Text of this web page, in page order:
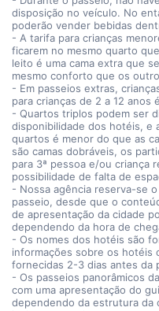
disposição no veículo. No
poderão vender bebidas
- A tarifa para crianças
ficarem no mesmo quarto
leito é uma cama extra que
mesmo conforto que os
- Em passeios extras,
para crianças de 2 a 12 anos
- Quartos triplos podem ser
disponibilidade dos hotéis, e
quartos é menor do que as
são camas dobráveis, os
para 3ª pessoa e/ou criança
possibilidade de falta de
- Nossa agência reserva-se
passeio, desde que o
de apresentação da cidade
dependendo da hora de
- Os nomes dos hotéis são
informações sobre os hotéis
fornecidas 2-3 dias antes da
- Os passeios panorâmicos
com uma apresentação do
dependendo da estrutura da